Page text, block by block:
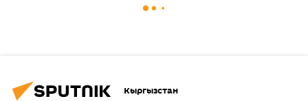
Кыргызстан